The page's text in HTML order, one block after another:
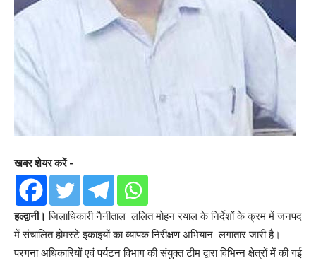
खबर शेयर करें -
हल्द्वानी। जिलाधिकारी नैनीताल ललित मोहन रयाल के निर्देशों के क्रम में जनपद
में संचालित होमस्टे इकाइयों का व्यापक निरीक्षण अभियान लगातार जारी है।
परगना अधिकारियों एवं पर्यटन विभाग की संयुक्त टीम द्वारा विभिन्न क्षेत्रों में की गई